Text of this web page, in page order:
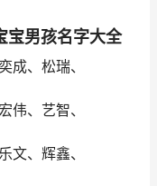
宝男孩名字大全
成、松瑞、
伟、艺智、
文、辉鑫、